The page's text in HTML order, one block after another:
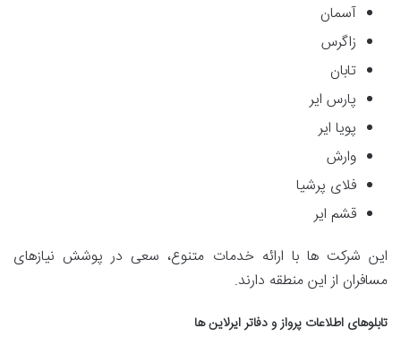
آسمان
زاگرس
تابان
پارس ایر
پویا ایر
وارش
فلای پرشیا
قشم ایر
این شرکت ها با ارائه خدمات متنوع، سعی در پوشش نیازهای
مسافران از این منطقه دارند.
تابلوهای اطلاعات پرواز و دفاتر ایرلاین ها